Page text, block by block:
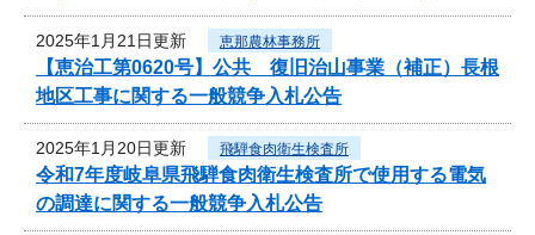
2025年1月21日更新 恵那農林事務所
【恵治工第0620号】公共 復旧治山事業（補正）長根
地区工事に関する一般競争入札公告
2025年1月20日更新 飛騨食肉衛生検査所
令和7年度岐阜県飛騨食肉衛生検査所で使用する電気
の調達に関する一般競争入札公告